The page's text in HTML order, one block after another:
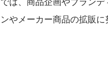
ンやメーカー商品の拡販に